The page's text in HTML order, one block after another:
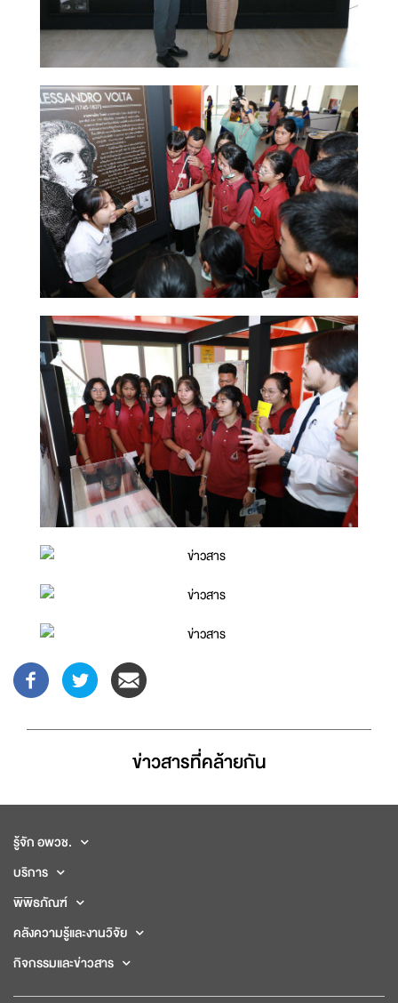
ข่าวสารที่่คล้ายกัน
รู้จัก อพวช.
บริการ
พิพิธภัณฑ์
คลังความรู้และงานวิจัย
กิจกรรมและข่าวสาร